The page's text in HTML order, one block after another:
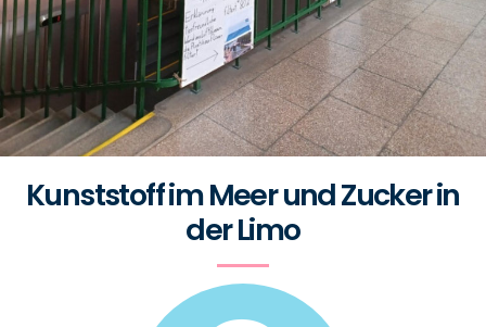
Kunststoff im Meer und Zucker in
der Limo